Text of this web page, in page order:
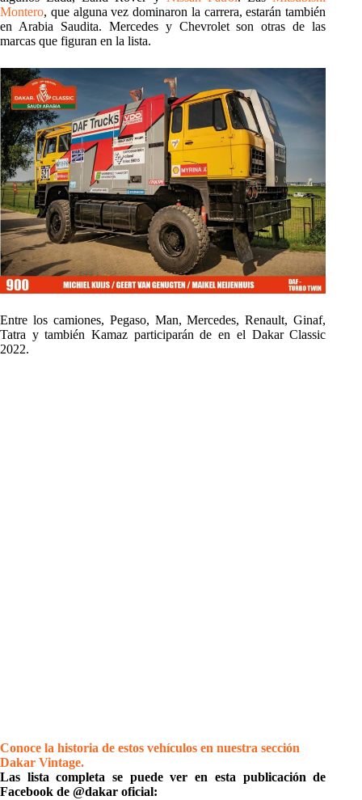
Montero, que alguna vez dominaron la carrera, estarán también
en Arabia Saudita. Mercedes y Chevrolet son otras de las
marcas que figuran en la lista.
Entre los camiones, Pegaso, Man, Mercedes, Renault, Ginaf,
Tatra y también Kamaz participarán de en el Dakar Classic
2022.
Conoce la historia de estos vehículos en nuestra sección
Dakar Vintage.
Las lista completa se puede ver en esta publicación de
Facebook de @dakar oficial: